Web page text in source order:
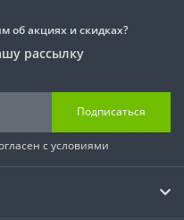
об акциях и скидках?
рассылку
Подписаться
с условиями